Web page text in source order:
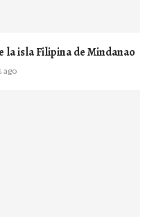
la isla Filipina de Mindanao
ago